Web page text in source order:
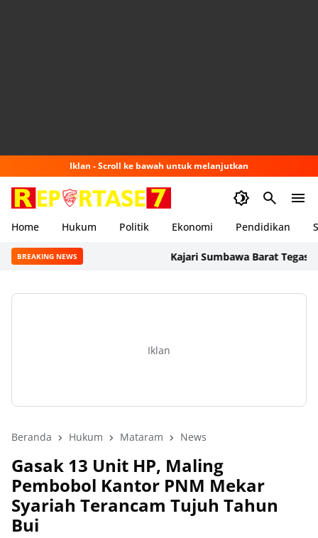
Iklan - Scroll ke bawah untuk melanjutkan
Home Hukum Politik Ekonomi Pendidikan
BREAKING NEWS Kajari Sumbawa Barat Tegaskan
Iklan
Beranda Hukum Mataram News
Gasak 13 Unit HP, Maling
Pembobol Kantor PNM Mekar
Syariah Terancam Tujuh Tahun
Bui